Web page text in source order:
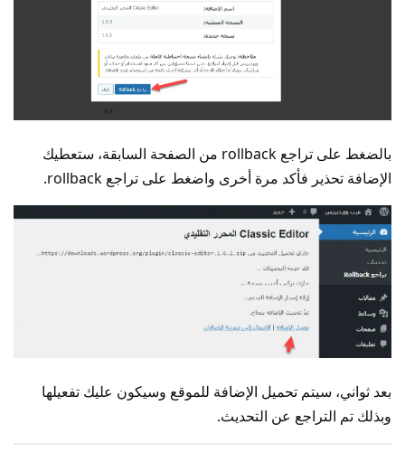
بالضغط على تراجع rollback من الصفحة السابقة، ستعطيك
الإضافة تحذير فأكد مرة أخرى واضغط على تراجع rollback.
بعد ثواني، سيتم تحميل الإضافة للموقع وسيكون عليك تفعيلها
وبذلك تم التراجع عن التحديث.